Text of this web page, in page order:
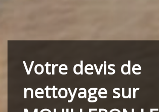
Votre devis de
nettoyage sur